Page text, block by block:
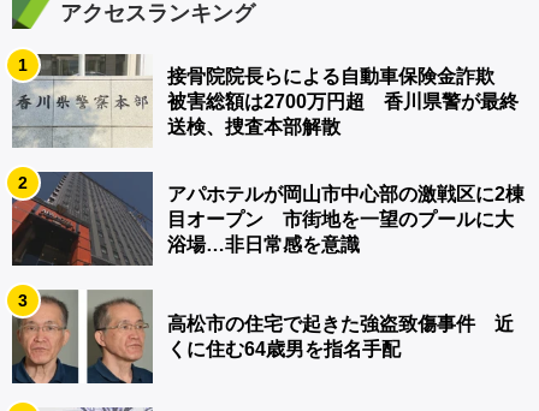
アクセスランキング
1
接骨院院長らによる自動車保険金詐欺
被害総額は2700万円超 香川県警が最終
送検、捜査本部解散
2
アパホテルが岡山市中心部の激戦区に2棟
目オープン 市街地を一望のプールに大
浴場…非日常感を意識
3
高松市の住宅で起きた強盗致傷事件 近
くに住む64歳男を指名手配